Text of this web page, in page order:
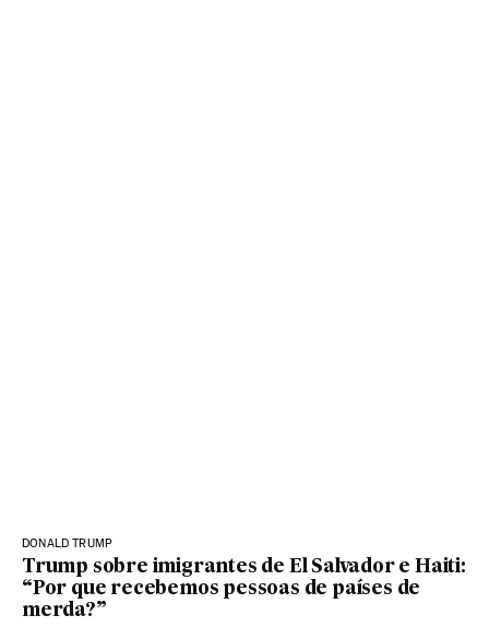
DONALD TRUMP
Trump sobre imigrantes de El Salvador e Haiti:
“Por que recebemos pessoas de países de
merda?”